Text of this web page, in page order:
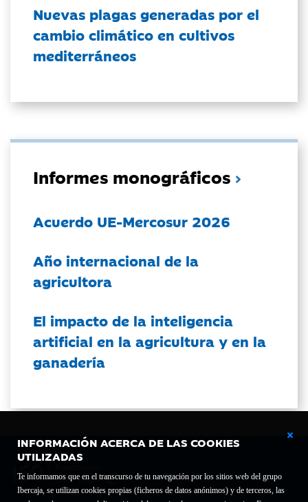
INFORMACIÓN ACERCA DE LAS COOKIES
UTILIZADAS
Te informamos que en el transcurso de tu navegación por los sitios web del grupo
Ibercaja, se utilizan cookies propias (ficheros de datos anónimos) y de terceros, las
Nuevas plagas generadas por el
cambio climático en cultivos
mediterráneos
Informes monográficos
Acuerdo UE-Mercosur 2026
Año internacional de la
agricultora
El impacto de la inteligencia
artificial en la agricultura y en la
ganadería